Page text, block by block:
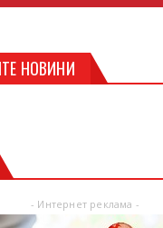
НОВИНИ
- Интернет реклама -